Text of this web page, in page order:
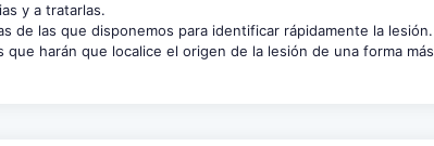
y a tratarlas.
de las que disponemos para identificar rápidamente la lesión.
harán que localice el origen de la lesión de una forma